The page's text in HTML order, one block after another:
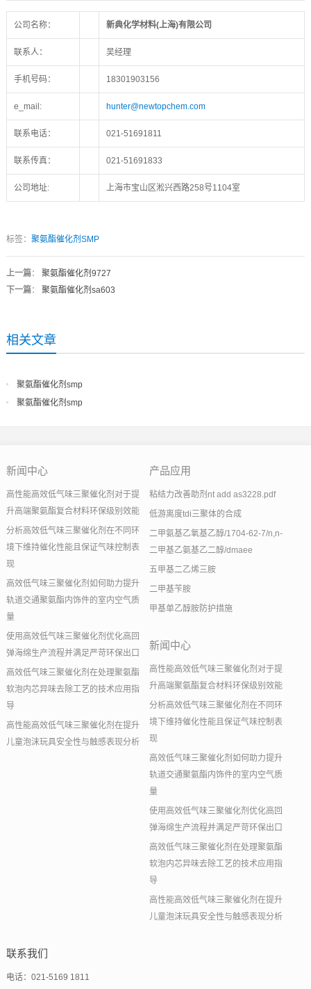
公司名称： 新典化学材料(上海)有限公司
联系人： 吴经理
手机号码： 18301903156
e_mail: hunter@newtopchem.com
联系电话： 021-51691811
联系传真： 021-51691833
公司地址: 上海市宝山区淞兴西路258号1104室
标签： 聚氨酯催化剂SMP
上一篇： 聚氨酯催化剂9727
下一篇： 聚氨酯催化剂sa603
相关文章
聚氨酯催化剂smp
聚氨酯催化剂smp
新闻中心
高性能高效低气味三聚催化剂对于提
升高端聚氨酯复合材料环保级别效能
分析高效低气味三聚催化剂在不同环
境下维持催化性能且保证气味控制表
现
高效低气味三聚催化剂如何助力提升
轨道交通聚氨酯内饰件的室内空气质
量
使用高效低气味三聚催化剂优化高回
弹海绵生产流程并满足严苛环保出口
高效低气味三聚催化剂在处理聚氨酯
软泡内芯异味去除工艺的技术应用指
导
高性能高效低气味三聚催化剂在提升
儿童泡沫玩具安全性与触感表现分析
产品应用
粘结力改善助剂nt add as3228.pdf
低游离度tdi三聚体的合成
二甲氨基乙氧基乙醇/1704-62-7/n,n-
二甲基乙氨基乙二醇/dmaee
五甲基二乙烯三胺
二甲基苄胺
甲基单乙醇胺防护措施
新闻中心
高性能高效低气味三聚催化剂对于提
升高端聚氨酯复合材料环保级别效能
分析高效低气味三聚催化剂在不同环
境下维持催化性能且保证气味控制表
现
高效低气味三聚催化剂如何助力提升
轨道交通聚氨酯内饰件的室内空气质
量
使用高效低气味三聚催化剂优化高回
弹海绵生产流程并满足严苛环保出口
高效低气味三聚催化剂在处理聚氨酯
软泡内芯异味去除工艺的技术应用指
导
高性能高效低气味三聚催化剂在提升
儿童泡沫玩具安全性与触感表现分析
联系我们
电话：021-5169 1811